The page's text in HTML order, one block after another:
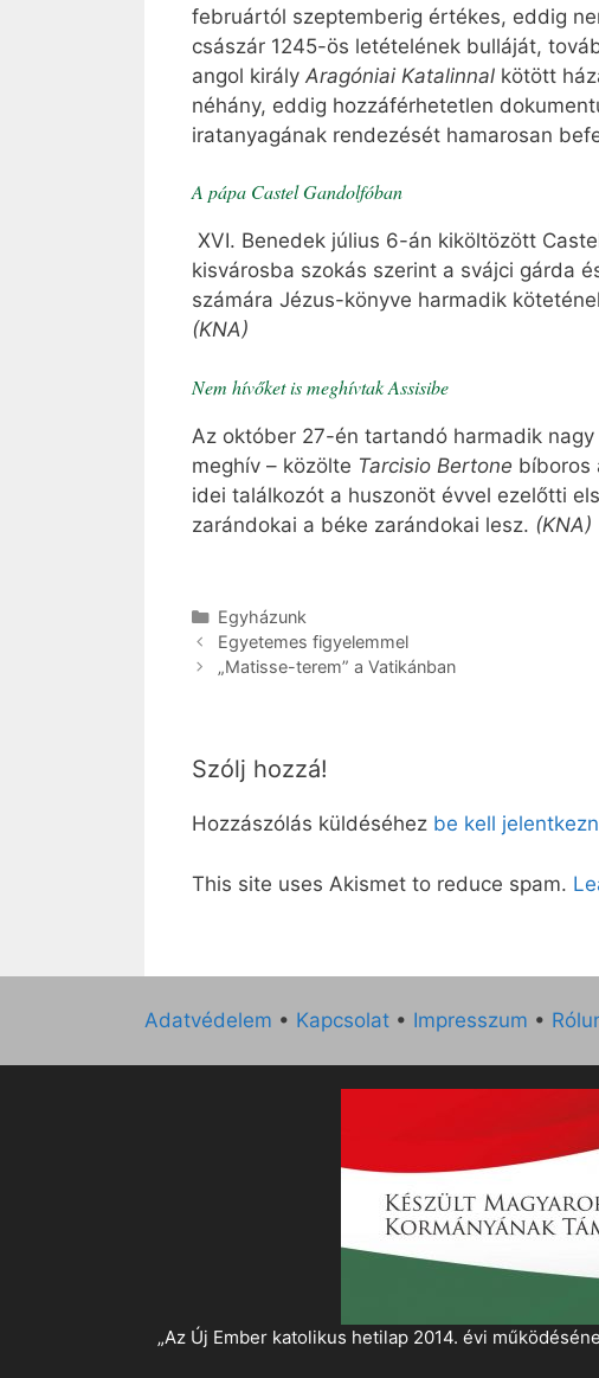
februártól szeptemberig értékes, eddig
császár 1245-ös letételének bulláját,
angol király Aragóniai Katalinnal kötött
néhány, eddig hozzáférhetetlen
iratanyagának rendezését hamarosan
A pápa Castel Gandolfóban
XVI. Benedek július 6-án kiköltözött
kisvárosba szokás szerint a svájci gárda
számára Jézus-könyve harmadik
(KNA)
Nem hívőket is meghívtak Assisibe
Az október 27-én tartandó harmadik
meghív – közölte Tarcisio Bertone bíboros
idei találkozót a huszonöt évvel ezelőtti
zarándokai a béke zarándokai lesz. (KNA)
Kategória
Egyházunk
Egyetemes figyelemmel
„Matisse-terem” a Vatikánban
Szólj hozzá!
Hozzászólás küldéséhez be kell
This site uses Akismet to reduce spam.
Adatvédelem • Kapcsolat • Impresszum •
„Az Új Ember katolikus hetilap 2014. évi